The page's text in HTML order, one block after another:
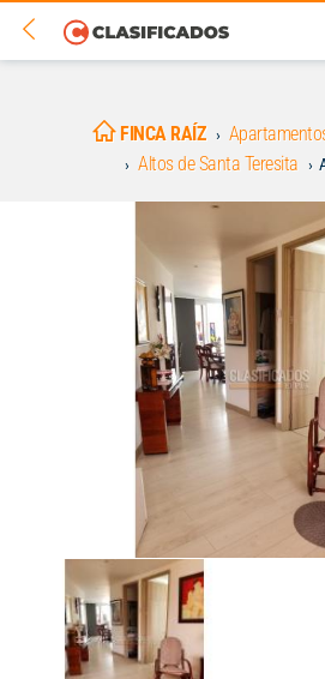
FINCA RAÍZ
Altos de Santa Teresita